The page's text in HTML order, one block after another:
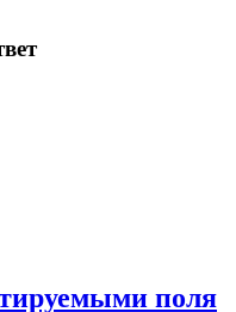
поля